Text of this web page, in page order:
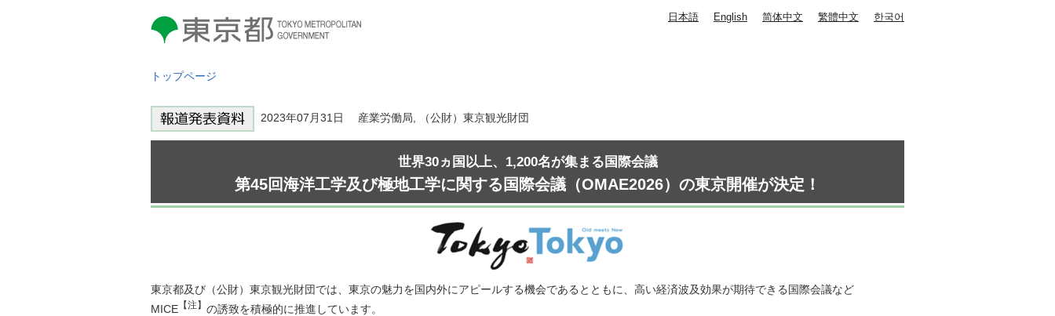
東京都 TOKYO METROPOLITAN
GOVERNMENT
日本語 English 简体中文 繁體中文 한국어
トップページ
2023年07月31日 産業労働局, （公財）東京観光財団
世界30ヵ国以上、1,200名が集まる国際会議
第45回海洋工学及び極地工学に関する国際会議（OMAE2026）の東京開催が決定！
東京都及び（公財）東京観光財団では、東京の魅力を国内外にアピールする機会であるとともに、高い経済波及効果が期待できる国際会議など
MICE 【注】 の誘致を積極的に推進しています。